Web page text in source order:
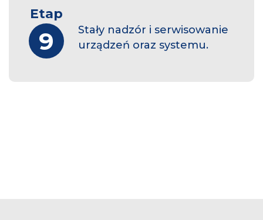
Etap
9
Stały nadzór i serwisowanie
urządzeń oraz systemu.